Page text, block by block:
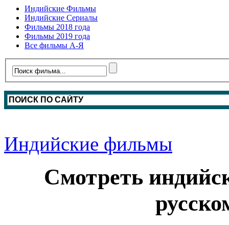
Индийские Фильмы
Индийские Сериалы
Фильмы 2018 года
Фильмы 2019 года
Все фильмы А-Я
Индийские фильмы
Смотреть